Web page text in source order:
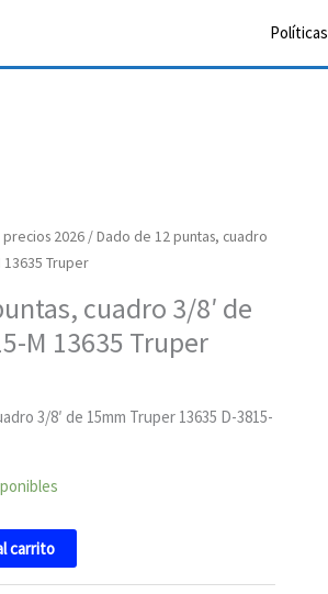
Políticas
2026/ Dado de 12 puntas, cuadro
13635 Truper
cuadro 3/8′ de
M 13635 Truper
3/8′ de 15mm Truper 13635 D-3815-
carrito